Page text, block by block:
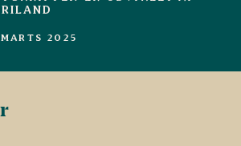
2025